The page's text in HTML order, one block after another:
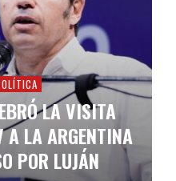
LA VISITA
A LA ARGENTINA
POR LUJÁN